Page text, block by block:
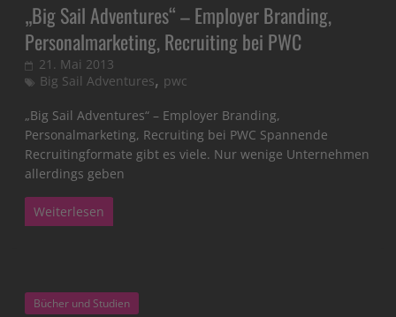
„Big Sail Adventures“ – Employer Branding,
Personalmarketing, Recruiting bei PWC
21. Mai 2013
Big Sail Adventures, pwc
„Big Sail Adventures“ – Employer Branding,
Personalmarketing, Recruiting bei PWC Spannende
Recruitingformate gibt es viele. Nur wenige Unternehmen
allerdings geben
Weiterlesen
Bücher und Studien